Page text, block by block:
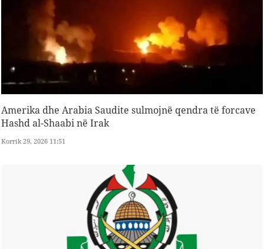
Amerika dhe Arabia Saudite sulmojnë qendra të forcave
Hashd al-Shaabi në Irak
Korrik 29, 2026 11:51